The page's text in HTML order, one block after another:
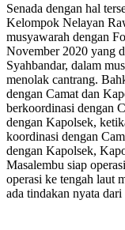
Senada dengan hal
Kelompok Nelayan
musyawarah dengan
November 2020 yang
Syahbandar, dalam
menolak cantrang.
dengan Camat dan
berkoordinasi dengan
dengan Kapolsek,
koordinasi dengan
dengan Kapolsek,
Masalembu siap
operasi ke tengah laut
ada tindakan nyata